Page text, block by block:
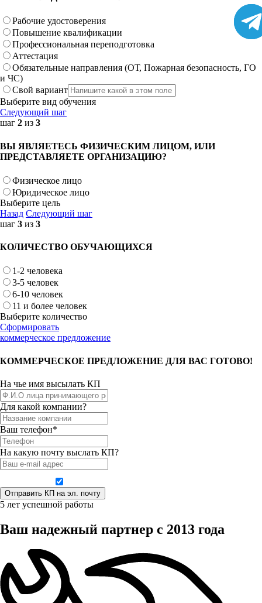
Рабочие удостоверения
Повышение квалификации
Профессиональная переподготовка
Аттестация
Обязательные направления (ОТ, Пожарная безопасность, ГО
и ЧС)
Свой вариант
Выберите вид обучения
Следующий шаг
шаг 2 из 3
ВЫ ЯВЛЯЕТЕСЬ ФИЗИЧЕСКИМ ЛИЦОМ, ИЛИ
ПРЕДСТАВЛЯЕТЕ ОРГАНИЗАЦИЮ?
Физическое лицо
Юридическое лицо
Выберите цель
Назад Следующий шаг
шаг 3 из 3
КОЛИЧЕСТВО ОБУЧАЮЩИХСЯ
1-2 человека
3-5 человек
6-10 человек
11 и более человек
Выберите количество
Сформировать
коммерческое предложение
КОММЕРЧЕСКОЕ ПРЕДЛОЖЕНИЕ ДЛЯ ВАС ГОТОВО!
На чье имя высылать КП
Для какой компании?
Ваш телефон*
На какую почту выслать КП?
5 лет успешной работы
Ваш надежный партнер с 2013 года